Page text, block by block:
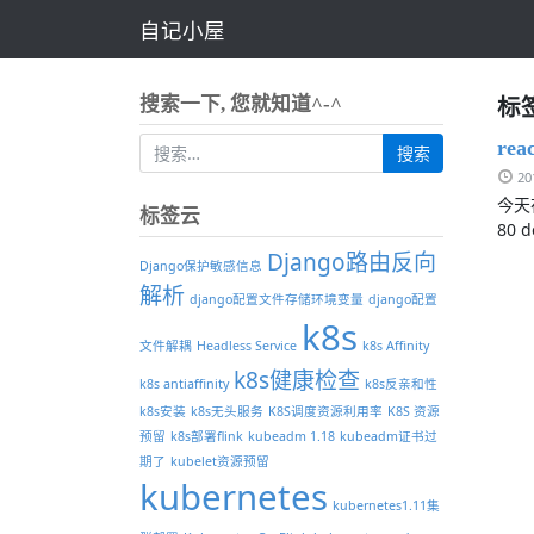
自记小屋
标
今
80
搜索一下, 您就知道^-^
标签云
Django保护敏感信息 Django路由反向
解析 django配置文件存储环境变量 django配置
文件解耦 Headless Service k8s k8s Affinity
k8s antiaffinity k8s健康检查 k8s反亲和性
k8s安装 k8s无头服务 K8S调度资源利用率 K8S 资源
预留 k8s部署flink kubeadm 1.18 kubeadm证书过
期了 kubelet资源预留
kubernetes kubernetes1.11集